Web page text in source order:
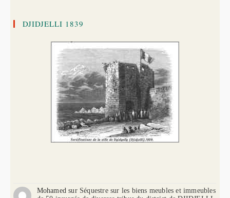
DJIDJELLI 1839
Mohamedsur Séquestre sur les biens meubles et immeubles